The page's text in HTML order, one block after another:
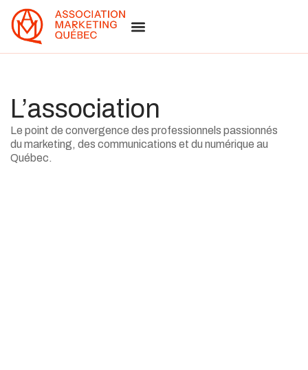
L’association
Le point de convergence des professionnels passionnés
du marketing, des communications et du numérique au
Québec.